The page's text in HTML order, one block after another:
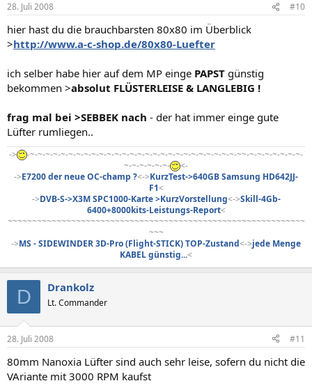
28. Juli 2008 #10
hier hast du die brauchbarsten 80x80 im Überblick
>http://www.a-c-shop.de/80x80-Luefter
ich selber habe hier auf dem MP einge PAPST günstig
bekommen >absolut FLÜSTERLEISE & LANGLEBIG !
frag mal bei >SEBBEK nach - der hat immer einge gute
Lüfter rumliegen..
->
-~-~-~-~-~-~-~-~-~-~-~-~-~-~-~-~-~-~-~-~-~-~-~-~-~-~-~-~~-~-~-~-~-~-~-~-
~-~-~-~-~-~-
<-
->E7200 der neue OC-champ ?<->KurzTest->640GB Samsung HD642JJ-
F1<
->DVB-S->X3M SPC1000-Karte >KurzVorstellung<->Skill-4Gb-
6400+8000kits-Leistungs-Report<
~~~~~~~~~~~~~~~~~~~~~~~~~~~~~~~~~~~~~~~~~~~~~~~~~~~~~~~~~~~~~
~~~
->MS - SIDEWINDER 3D-Pro (Flight-STICK) TOP-Zustand<->jede Menge
KABEL günstig...<​
D Drankolz
Lt. Commander
28. Juli 2008 #11
80mm Nanoxia Lüfter sind auch sehr leise, sofern du nicht die
VAriante mit 3000 RPM kaufst